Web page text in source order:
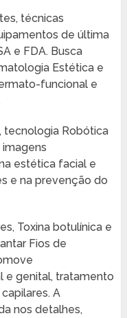
técnicas
de última
e FDA. Busca
Estética e
funcional e
tecnologia Robótica
estética facial e
e na prevenção do
Toxina botulínica e
Fios de
e genital, tratamento
A
nos detalhes,